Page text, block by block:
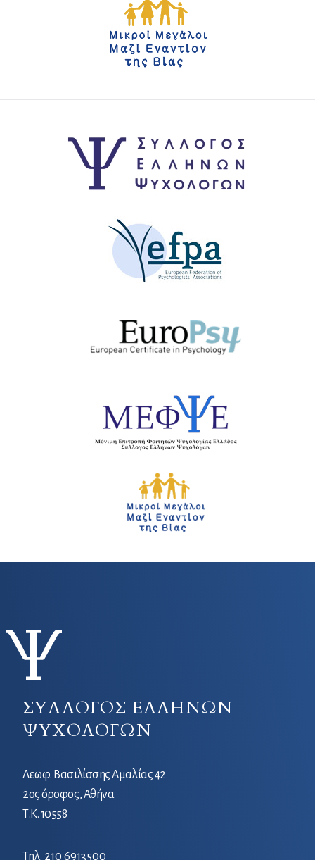
ΣΥΛΛΟΓΟΣ ΕΛΛΗΝΩΝ
ΨΥΧΟΛΟΓΩΝ
Λεωφ. Βασιλίσσης Αμαλίας 42
2ος όροφος, Αθήνα
Τ.Κ. 10558
Τηλ. 210 6913500